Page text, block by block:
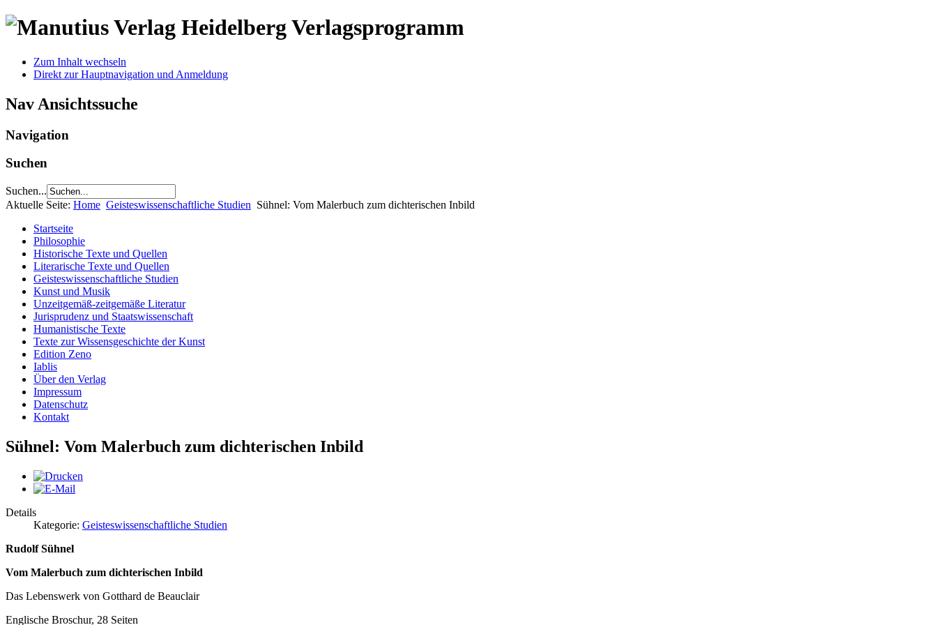
Verlagsprogramm
Zum Inhalt wechseln
Direkt zur Hauptnavigation und Anmeldung
Nav Ansichtssuche
Navigation
Suchen
Suchen...
Aktuelle Seite: Home Geisteswissenschaftliche Studien Sühnel: Vom Malerbuch zum dichterischen Inbild
Startseite
Philosophie
Historische Texte und Quellen
Literarische Texte und Quellen
Geisteswissenschaftliche Studien
Kunst und Musik
Unzeitgemäß-zeitgemäße Literatur
Jurisprudenz und Staatswissenschaft
Humanistische Texte
Texte zur Wissensgeschichte der Kunst
Edition Zeno
Iablis
Über den Verlag
Impressum
Datenschutz
Kontakt
Sühnel: Vom Malerbuch zum dichterischen Inbild
Details
Kategorie: Geisteswissenschaftliche Studien
Rudolf Sühnel
Vom Malerbuch zum dichterischen Inbild
Das Lebenswerk von Gotthard de Beauclair
Englische Broschur, 28 Seiten